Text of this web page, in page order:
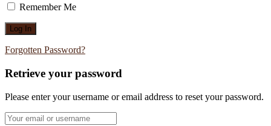
Remember Me
Forgotten Password?
Retrieve your password
Please enter your username or email address to reset your password.